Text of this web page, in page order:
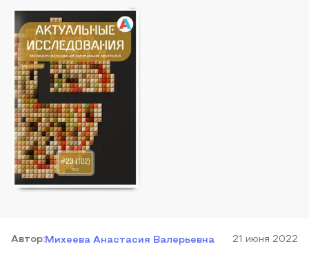
Автор:Михеева Анастасия Валерьевна 21 июня 2022